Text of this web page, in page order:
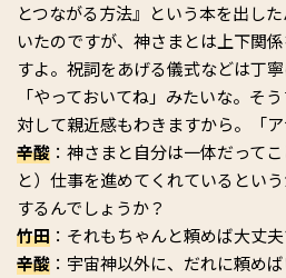
とつながる方法』という本を出し
いたのですが、神さまとは上下関
すよ。祝詞をあげる儀式などは丁
「やっておいてね」みたいな。そ
対して親近感もわきますから。「ア
辛酸 ：神さまと自分は一体だって
と）仕事を進めてくれているとい
するんでしょうか？
竹田 ：それもちゃんと頼めば大丈夫
辛酸 ：宇宙神以外に、だれに頼め